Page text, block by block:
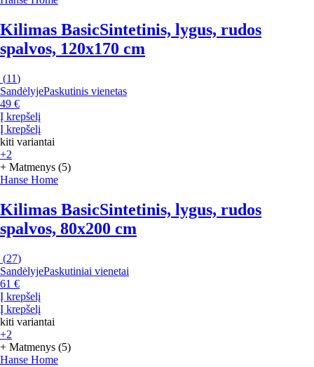
Kilimas BasicSintetinis, lygus, rudos
spalvos, 120x170 cm
(11)
SandėlyjePaskutinis vienetas
49 €
Į krepšelį
Į krepšelį
kiti variantai
+2
+ Matmenys (5)
Hanse Home
Kilimas BasicSintetinis, lygus, rudos
spalvos, 80x200 cm
(27)
SandėlyjePaskutiniai vienetai
61 €
Į krepšelį
Į krepšelį
kiti variantai
+2
+ Matmenys (5)
Hanse Home